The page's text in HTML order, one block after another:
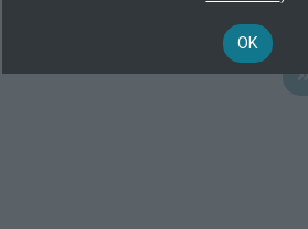
Location de véhicules ou de matériel de
OK